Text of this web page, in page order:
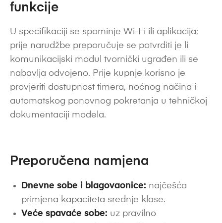
funkcije
U specifikaciji se spominje Wi-Fi ili aplikacija;
prije narudžbe preporučuje se potvrditi je li
komunikacijski modul tvornički ugrađen ili se
nabavlja odvojeno. Prije kupnje korisno je
provjeriti dostupnost timera, noćnog načina i
automatskog ponovnog pokretanja u tehničkoj
dokumentaciji modela.
Preporučena namjena
Dnevne sobe i blagovaonice: najčešća
primjena kapaciteta srednje klase.
Veće spavaće sobe: uz pravilno